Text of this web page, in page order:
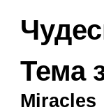
Тема
Miracles